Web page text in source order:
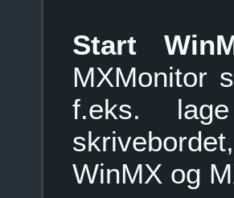
Start
MXMonitor
f.eks.
WinMX og